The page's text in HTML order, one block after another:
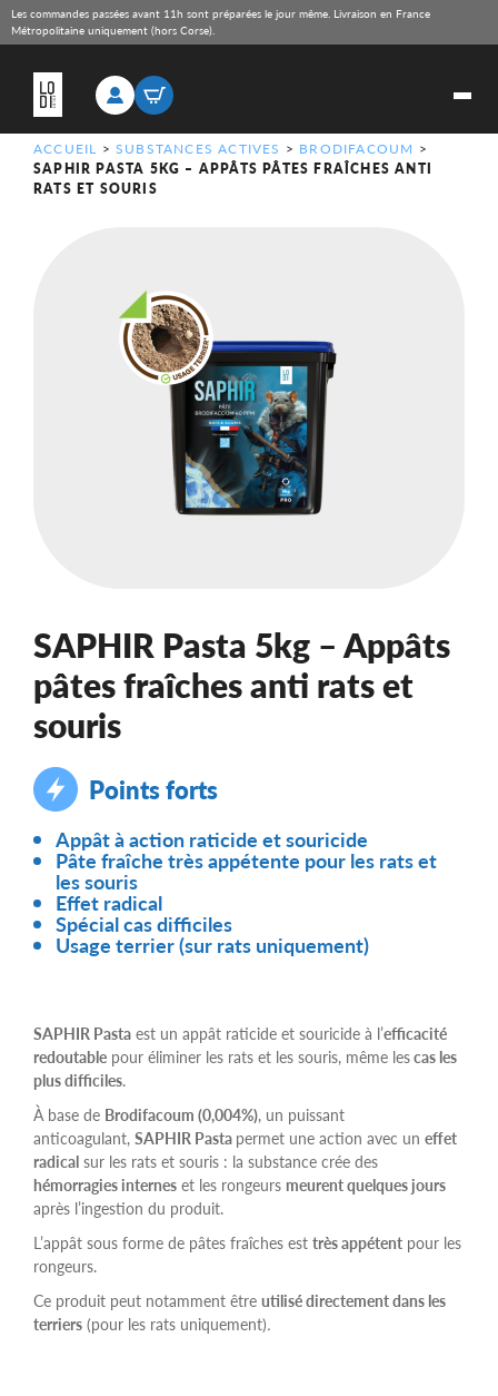
Les commandes passées avant 11h sont préparées le jour même. Livraison en France
Métropolitaine uniquement (hors Corse).
ACCUEIL >SUBSTANCES ACTIVES > BRODIFACOUM >
SAPHIR PASTA 5KG – APPÂTS PÂTES FRAÎCHES ANTI
RATS ET SOURIS
SAPHIR Pasta 5kg – Appâts
pâtes fraîches anti rats et
souris
Points forts
Appât à action raticide et souricide
Pâte fraîche très appétente pour les rats et
les souris
Effet radical
Spécial cas difficiles
Usage terrier (sur rats uniquement)
SAPHIR Pasta est un appât raticide et souricide à l’efficacité
redoutable pour éliminer les rats et les souris, même lescas les
plus difficiles.
À base de Brodifacoum (0,004%), un puissant
anticoagulant, SAPHIR Pasta permet une action avec un effet
radical sur les rats et souris : la substance crée des
hémorragies internes et les rongeurs meurent quelques jours
après l’ingestion du produit.
L’appât sous forme de pâtes fraîches est très appétent pour les
rongeurs.
Ce produit peut notamment être utilisé directement dans les
terriers (pour les rats uniquement).